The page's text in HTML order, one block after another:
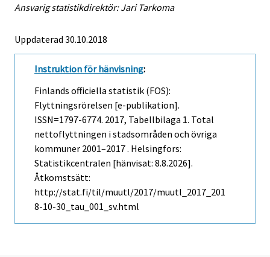
Ansvarig statistikdirektör: Jari Tarkoma
Uppdaterad 30.10.2018
Instruktion för hänvisning:
Finlands officiella statistik (FOS):
Flyttningsrörelsen [e-publikation].
ISSN=1797-6774. 2017, Tabellbilaga 1. Total
nettoflyttningen i stadsområden och övriga
kommuner 2001–2017 . Helsingfors:
Statistikcentralen [hänvisat: 8.8.2026].
Åtkomstsätt:
http://stat.fi/til/muutl/2017/muutl_2017_201
8-10-30_tau_001_sv.html